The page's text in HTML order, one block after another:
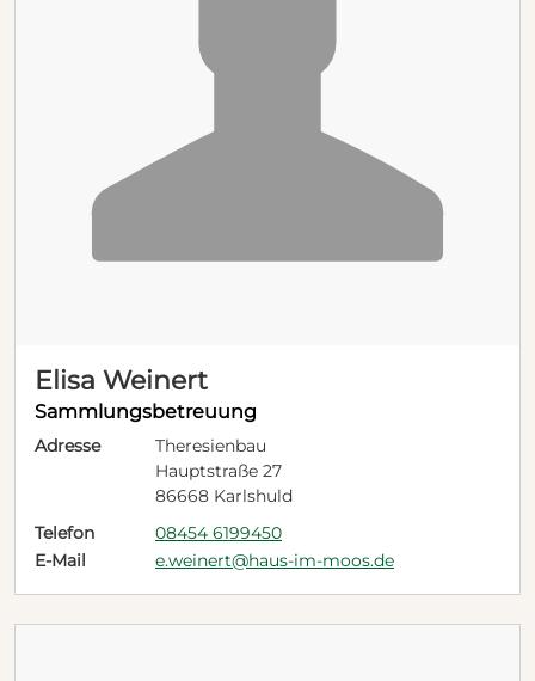
Elisa Weinert
Sammlungsbetreuung
Adresse
Theresienbau
Hauptstraße 27
86668 Karlshuld
Telefon
08454 6199450
E-Mail
e.weinert@haus-im-moos.de